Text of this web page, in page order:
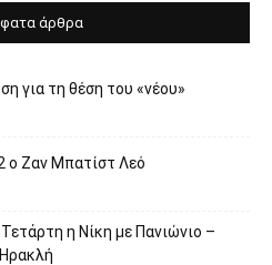
άρθρα
για τη θέση του «νέου»
o Ζαν Μπατίστ Λεό
η Νίκη με Πανιώνιο –